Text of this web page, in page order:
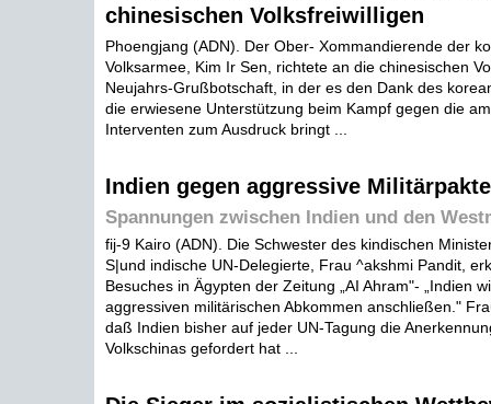
chinesischen Volksfreiwilligen
Phoengjang (ADN). Der Ober- Xommandierende der
Volksarmee, Kim Ir Sen, richtete an die chinesischen
Neujahrs-Grußbotschaft, in der es den Dank des
die erwiesene Unterstützung beim Kampf gegen die
Interventen zum Ausdruck bringt ...
Indien gegen aggressive Militärpakte
Spannungen zwischen Indien und den
fij-9 Kairo (ADN). Die Schwester des kindischen
S|und indische UN-Delegierte, Frau ^akshmi Pandit,
Besuches in Ägypten der Zeitung „AI Ahram"- „Indien
aggressiven militärischen Abkommen anschließen."
daß Indien bisher auf jeder UN-Tagung die
Volkschinas gefordert hat ...